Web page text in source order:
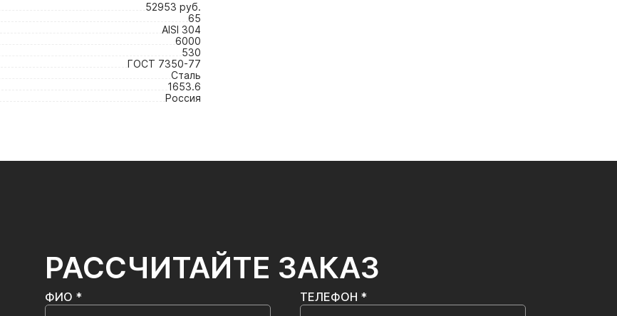
52953 руб.
65
AISI 304
6000
530
ГОСТ 7350-77
Сталь
1653.6
Россия
РАССЧИТАЙТЕ ЗАКАЗ
ФИО * ТЕЛЕФОН *